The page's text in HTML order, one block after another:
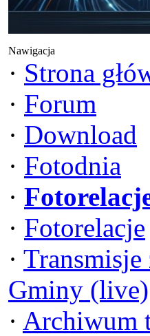
Nawigacja
· Strona
· Forum
· Download
· Fotodnia
·
· Fotorelacje
·
Gminy (live)
· Archiwum